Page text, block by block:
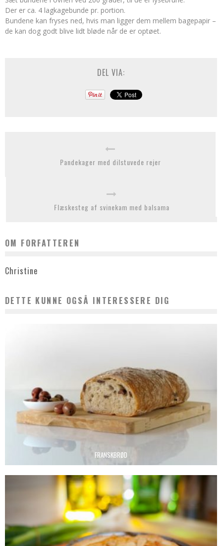
Der er ca. 4 lagkagebunde pr. portion.
Bundene kan fryses ned, hvis man ligger dem mellem bagepapir –
de kan dog godt blive lidt bløde når de er optøet.
DEL VIA:
Pandekager med dilstuvede rejer
Flæskesteg af svinekam med balsama
OM FORFATTEREN
Christine
DETTE KUNNE OGSÅ INTERESSERE DIG
FRANSKBRØD